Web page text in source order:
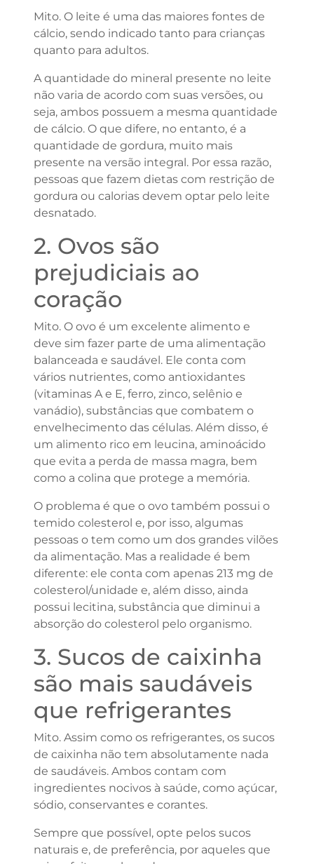
Mito. O leite é uma das maiores fontes de
cálcio, sendo indicado tanto para crianças
quanto para adultos.
A quantidade do mineral presente no leite
não varia de acordo com suas versões, ou
seja, ambos possuem a mesma quantidade
de cálcio. O que difere, no entanto, é a
quantidade de gordura, muito mais
presente na versão integral. Por essa razão,
pessoas que fazem dietas com restrição de
gordura ou calorias devem optar pelo leite
desnatado.
2. Ovos são
prejudiciais ao
coração
Mito. O ovo é um excelente alimento e
deve sim fazer parte de uma alimentação
balanceada e saudável. Ele conta com
vários nutrientes, como antioxidantes
(vitaminas A e E, ferro, zinco, selênio e
vanádio), substâncias que combatem o
envelhecimento das células. Além disso, é
um alimento rico em leucina, aminoácido
que evita a perda de massa magra, bem
como a colina que protege a memória.
O problema é que o ovo também possui o
temido colesterol e, por isso, algumas
pessoas o tem como um dos grandes vilões
da alimentação. Mas a realidade é bem
diferente: ele conta com apenas 213 mg de
colesterol/unidade e, além disso, ainda
possui lecitina, substância que diminui a
absorção do colesterol pelo organismo.
3. Sucos de caixinha
são mais saudáveis
que refrigerantes
Mito. Assim como os refrigerantes, os sucos
de caixinha não tem absolutamente nada
de saudáveis. Ambos contam com
ingredientes nocivos à saúde, como açúcar,
sódio, conservantes e corantes.
Sempre que possível, opte pelos sucos
naturais e, de preferência, por aqueles que